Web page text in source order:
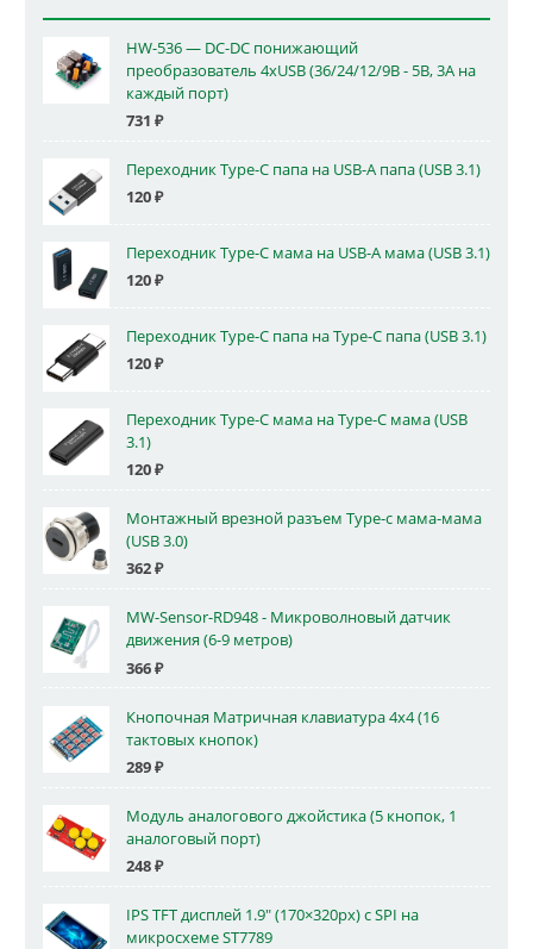
HW-536 — DC-DC понижающий
преобразователь 4xUSB (36/24/12/9В - 5В, 3А на
каждый порт)
731 ₽
Переходник Type-C папа на USB-A папа (USB 3.1)
120₽
Переходник Type-C мама на USB-A мама (USB 3.1)
120₽
Переходник Type-C папа на Type-C папа (USB 3.1)
120₽
Переходник Type-C мама на Type-C мама (USB
3.1)
120₽
Монтажный врезной разъем Type-c мама-мама
(USB 3.0)
362₽
MW-Sensor-RD948 - Микроволновый датчик
движения (6-9 метров)
366₽
Кнопочная Матричная клавиатура 4x4 (16
тактовых кнопок)
289₽
Модуль аналогового джойстика (5 кнопок, 1
аналоговый порт)
248₽
IPS TFT дисплей 1.9" (170×320px) с SPI на
микросхеме ST7789